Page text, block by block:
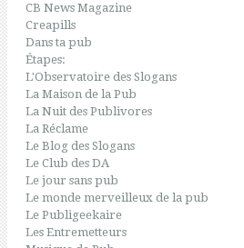
CB News Magazine
Creapills
Dans ta pub
Étapes:
L'Observatoire des Slogans
La Maison de la Pub
La Nuit des Publivores
La Réclame
Le Blog des Slogans
Le Club des DA
Le jour sans pub
Le monde merveilleux de la pub
Le Publigeekaire
Les Entremetteurs